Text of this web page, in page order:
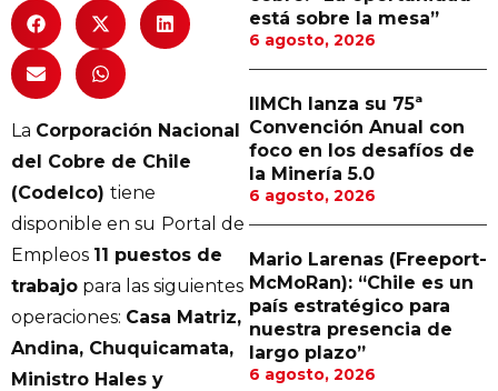
La Corporación Nacional
del Cobre de Chile
(Codelco) tiene
disponible en su Portal de
Empleos 11 puestos de
trabajo para las siguientes
operaciones: Casa Matriz,
Andina, Chuquicamata,
Ministro Hales y
está sobre la mesa”
6 agosto, 2026
IIMCh lanza su 75ª
Convención Anual con
foco en los desafíos de
la Minería 5.0
6 agosto, 2026
Mario Larenas (Freeport-
McMoRan): “Chile es un
país estratégico para
nuestra presencia de
largo plazo”
6 agosto, 2026